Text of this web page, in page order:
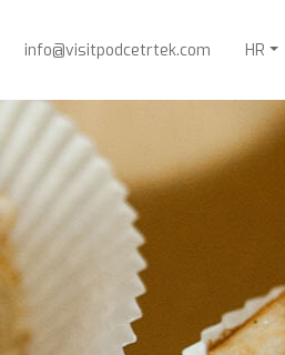
info@visitpodcetrtek.com HR